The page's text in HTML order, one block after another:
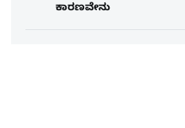
ಕಾರಣವೇನು